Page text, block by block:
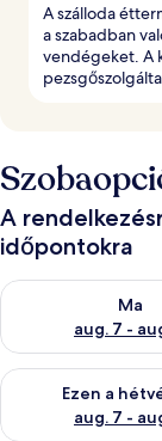
A szálloda
a szabadban
vendégeket. A
A
időpontokra
Ma
aug. 7 -
A ma esti
Ezen a
aug. 7 -
A mostani hétvégi